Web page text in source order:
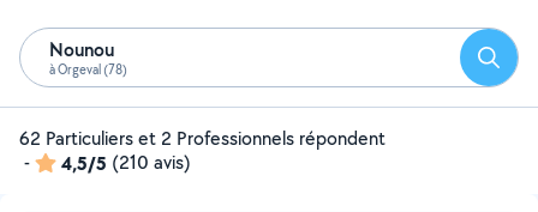
Nounou
à Orgeval (78)
62 Particuliers et 2 Professionnels répondent
-
4,5/5 (210 avis)